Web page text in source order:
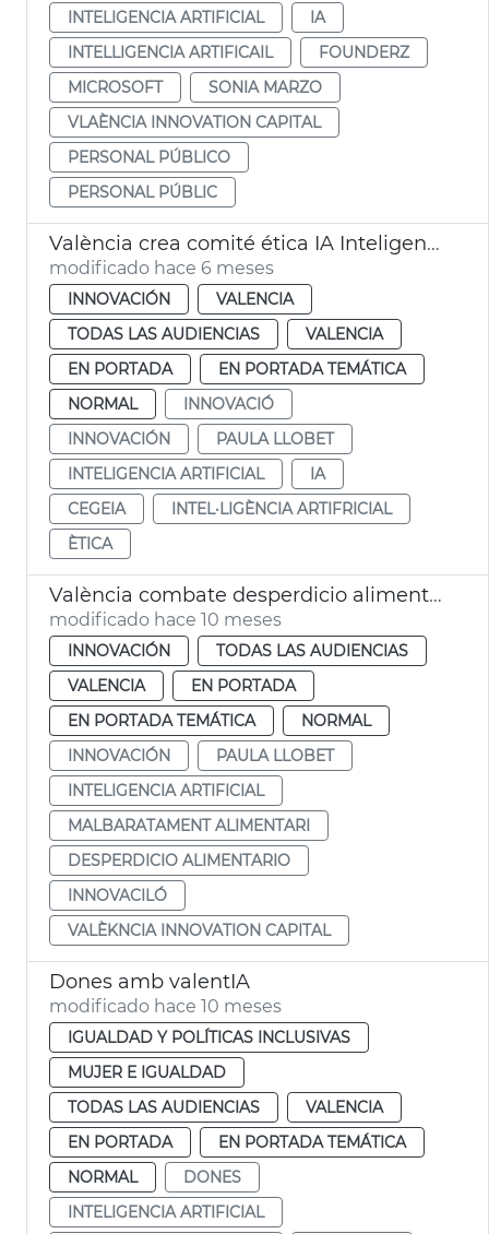
INTELIGENCIA ARTIFICIAL
IA
INTELLIGENCIA ARTIFICAIL
FOUNDERZ
MICROSOFT
SONIA MARZO
VLAÈNCIA INNOVATION CAPITAL
PERSONAL PÚBLICO
PERSONAL PÚBLIC
València crea comité ética IA Inteligencia Artificial
modificado hace 6 meses
INNOVACIÓN
VALENCIA
TODAS LAS AUDIENCIAS
VALENCIA
EN PORTADA
EN PORTADA TEMÁTICA
NORMAL
INNOVACIÓ
INNOVACIÓN
PAULA LLOBET
INTELIGENCIA ARTIFICIAL
IA
CEGEIA
INTEL·LIGÈNCIA ARTIFRICIAL
ÈTICA
València combate desperdicio alimentario con inteligencia artificial
modificado hace 10 meses
INNOVACIÓN
TODAS LAS AUDIENCIAS
VALENCIA
EN PORTADA
EN PORTADA TEMÁTICA
NORMAL
INNOVACIÓN
PAULA LLOBET
INTELIGENCIA ARTIFICIAL
MALBARATAMENT ALIMENTARI
DESPERDICIO ALIMENTARIO
INNOVACILÓ
VALÈKNCIA INNOVATION CAPITAL
Dones amb valentIA
modificado hace 10 meses
IGUALDAD Y POLÍTICAS INCLUSIVAS
MUJER E IGUALDAD
TODAS LAS AUDIENCIAS
VALENCIA
EN PORTADA
EN PORTADA TEMÁTICA
NORMAL
DONES
INTELIGENCIA ARTIFICIAL